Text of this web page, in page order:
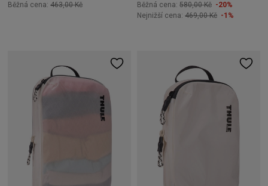
Běžná cena: 463,00 Kč Běžná cena: 580,00 Kč -20%
Nejnižší cena: 469,00 Kč -1%